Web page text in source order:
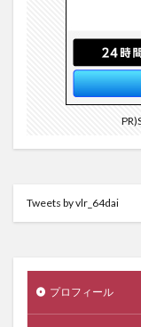
Tweets by vlr_64dai
プロフィール